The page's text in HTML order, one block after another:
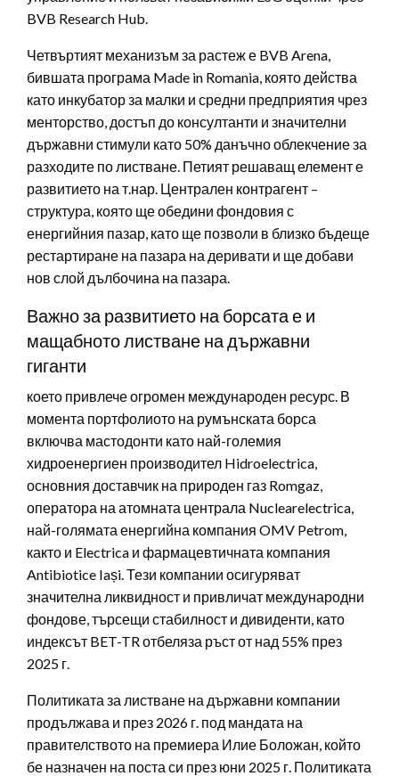
BVB Research Hub.
Четвъртият механизъм за растеж е BVB Arena,
бившата програма Made in Romania, която действа
като инкубатор за малки и средни предприятия чрез
менторство, достъп до консултанти и значителни
държавни стимули като 50% данъчно облекчение за
разходите по листване. Петият решаващ елемент е
развитието на т.нар. Централен контрагент –
структура, която ще обедини фондовия с
енергийния пазар, като ще позволи в близко бъдеще
рестартиране на пазара на деривати и ще добави
нов слой дълбочина на пазара.
Важно за развитието на борсата е и
мащабното листване на държавни
гиганти
което привлече огромен международен ресурс. В
момента портфолиото на румънската борса
включва мастодонти като най-големия
хидроенергиен производител Hidroelectrica,
основния доставчик на природен газ Romgaz,
оператора на атомната централа Nuclearelectrica,
най-голямата енергийна компания OMV Petrom,
както и Electrica и фармацевтичната компания
Antibiotice Iași. Тези компании осигуряват
значителна ликвидност и привличат международни
фондове, търсещи стабилност и дивиденти, като
индексът BET-TR отбеляза ръст от над 55% през
2025 г.
Политиката за листване на държавни компании
продължава и през 2026 г. под мандата на
правителството на премиера Илие Боложан, който
бе назначен на поста си през юни 2025 г. Политиката